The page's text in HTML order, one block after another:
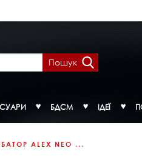
Пошук
БДСМ ІДЕЇ
ALEX NEO ...